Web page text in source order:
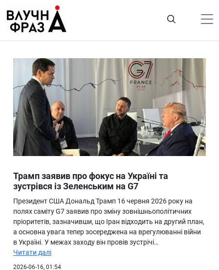
содержимому
Гроші
Життя
Лайфстайл
ТехноНаука
Людина
Ukraine
Про нас
Трамп заявив про фокус на Україні та
зустрівся із Зеленським на G7
Президент США Дональд Трамп 16 червня 2026 року на
полях саміту G7 заявив про зміну зовнішньополітичних
пріоритетів, зазначивши, що Іран відходить на другий план,
а основна увага тепер зосереджена на врегулюванні війни
в Україні. У межах заходу він провів зустрічі…
Читати далі
2026-06-16, 01:54